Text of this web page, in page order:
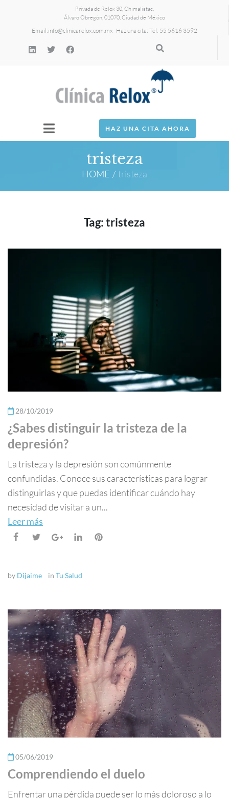
Privada de Relox 30, Chimalistac,
Álvaro Obregón, 01070, Ciudad de México
Email:info@clinicarelox.com.mx Haz una cita: Tel: 55 5616 3592
HAZ UNA CITA AHORA
tristeza
HOME / tristeza
Tag:tristeza
28/10/2019
¿Sabes distinguir la tristeza de la
depresión?
La tristeza y la depresión son comúnmente
confundidas. Conoce sus características para lograr
distinguirlas y que puedas identificar cuándo hay
necesidad de visitar a un...
Leer más
by Dijaime in Tu Salud
05/06/2019
Comprendiendo el duelo
Enfrentar una pérdida puede ser lo más doloroso a lo